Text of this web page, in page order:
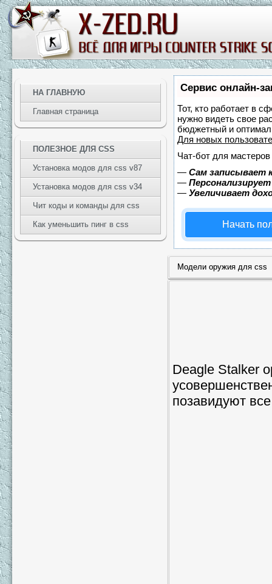
Сервис онлайн-
Тот, кто работает в
нужно видеть свое
бюджетный и
Для новых
Чат-бот для
— Сам записывает
—
— Увеличивает
Начать
Модели оружия для css
Deagle Stalker
позавидуют
НА ГЛАВНУЮ
Главная страница
ПОЛЕЗНОЕ ДЛЯ CSS
Установка модов для css v87
Установка модов для css v34
Чит коды и команды для css
Как уменьшить пинг в css